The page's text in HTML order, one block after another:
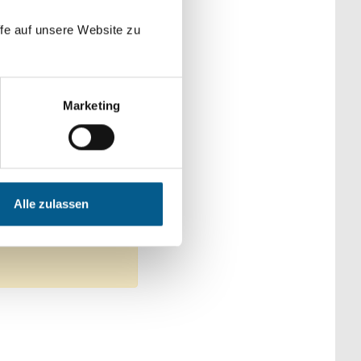
auf unsere Website zu
Marketing
Alle zulassen
Kategorien
Engagement